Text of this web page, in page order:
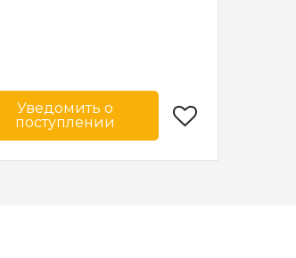
Уведомить о
поступлении
Donwei